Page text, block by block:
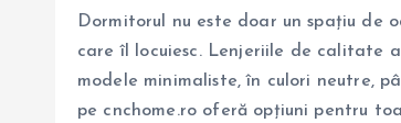
Dormitorul nu este doar un spațiu de
care îl locuiesc. Lenjeriile de calitate
modele minimaliste, în culori neutre,
pe cnchome.ro oferă opțiuni pentru